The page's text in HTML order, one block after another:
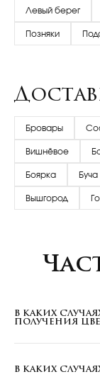
Левый берег
Позняки
Бровары
Вишнёвое
Боярка Буча
Вышгород
В КАКИХ
ПОЛУЧЕНИЯ
В КАКИХ